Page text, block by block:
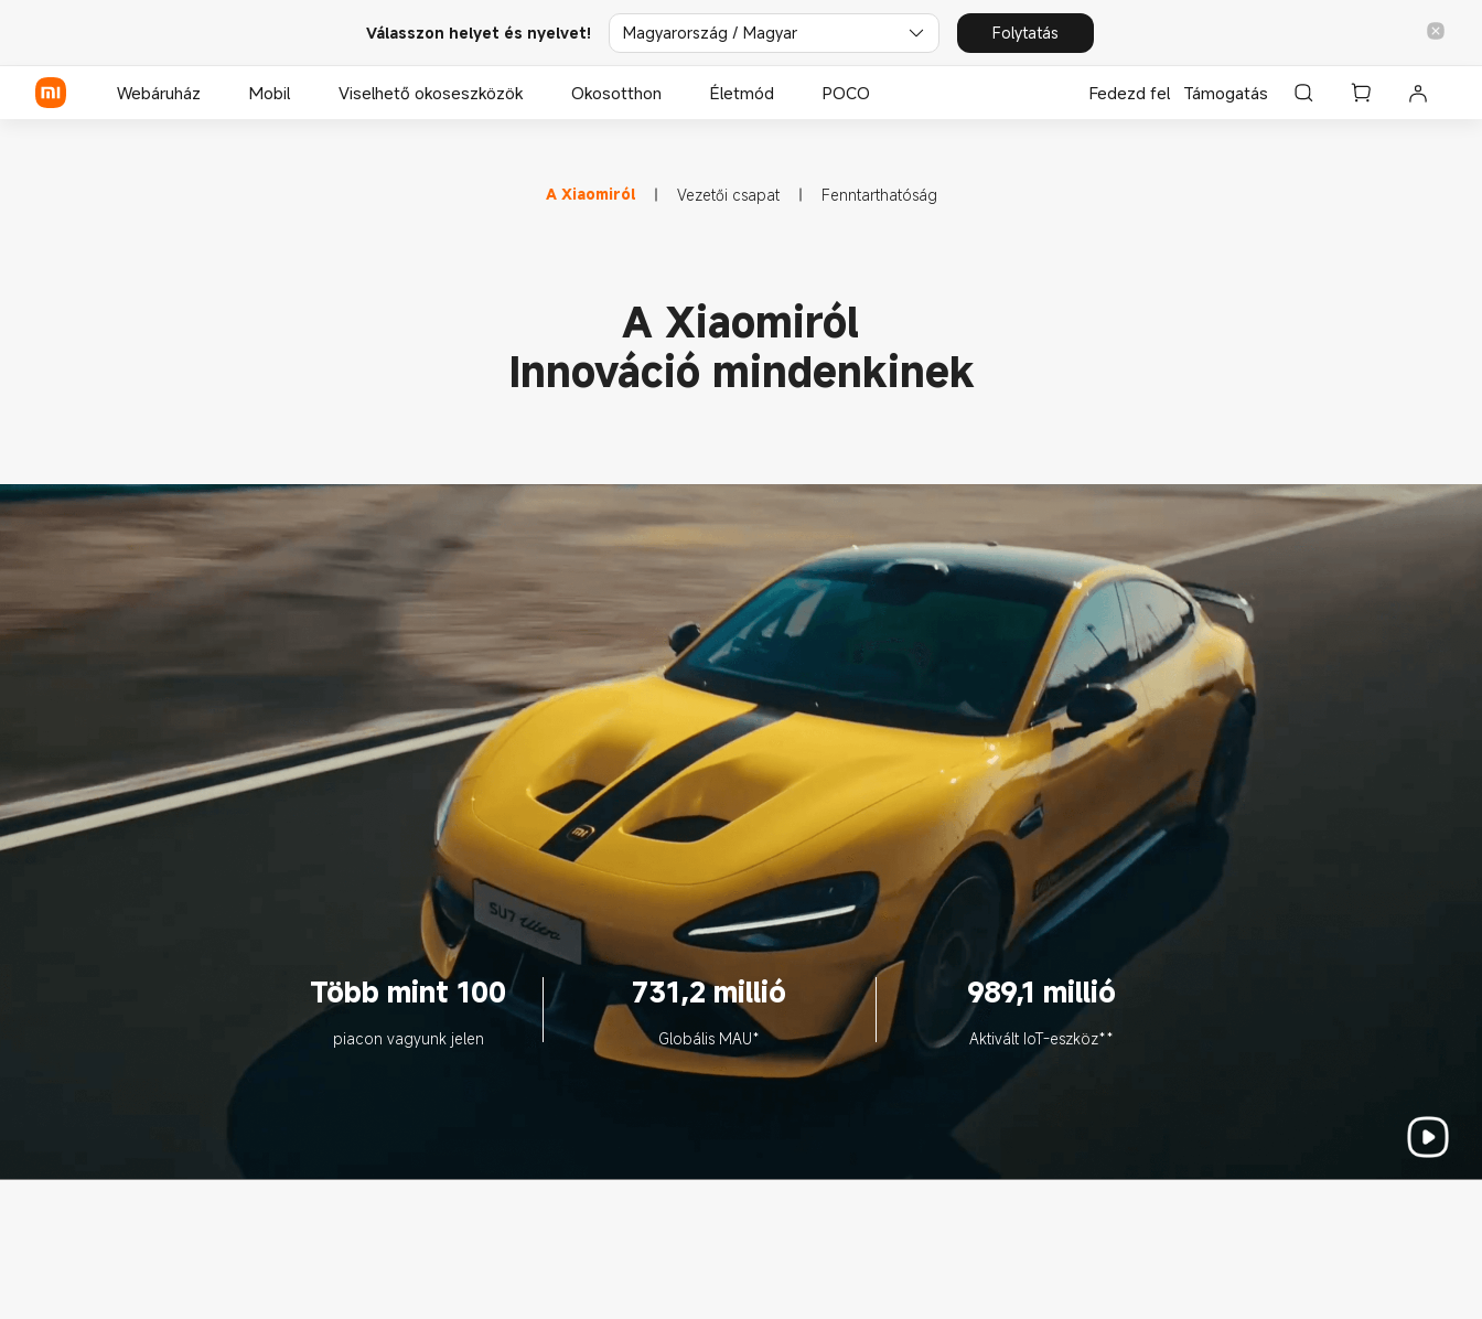
Válasszon helyet és nyelvet! Magyarország / Magyar Folytatás
Webáruház Mobil Viselhető okoseszközök Okosotthon Életmód POCO Fedezd fel Támogatás
A Xiaomiról Vezetői csapat Fenntarthatóság
A Xiaomiról
Innováció mindenkinek
Több mint 100
piacon vagyunk jelen
731,2 millió
Globális MAU*
989,1 millió
Aktivált IoT-eszköz**